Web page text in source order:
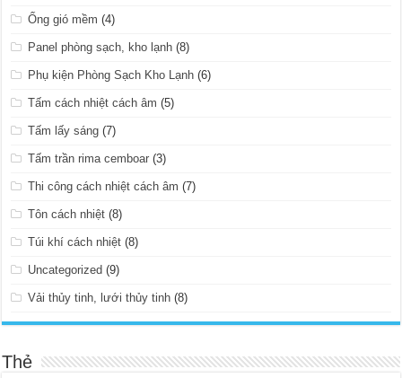
Ống gió mềm (4)
Panel phòng sạch, kho lạnh (8)
Phụ kiện Phòng Sạch Kho Lạnh (6)
Tấm cách nhiệt cách âm (5)
Tấm lấy sáng (7)
Tấm trần rima cemboar (3)
Thi công cách nhiệt cách âm (7)
Tôn cách nhiệt (8)
Túi khí cách nhiệt (8)
Uncategorized (9)
Vải thủy tinh, lưới thủy tinh (8)
Thẻ